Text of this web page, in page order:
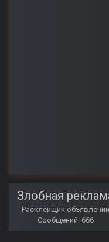
Злобная
Расклейщик объявлений
Сообщений: 666